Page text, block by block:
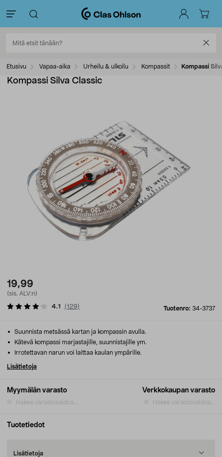
Etusivu Vapaa-aika Urheilu & ulkoilu Kompassit Kompassi
Kompassi Silva Classic
19,99
(sis. ALV:n)
Tuotenro: 34-3737
4.1 (129)
Myymälän varasto
Hakee varastosaldoa...
Verkkokaupan varasto
Hakee varastosaldoa...
Suunnista metsässä kartan ja kompassin avulla.
Kätevä kompassi marjastajille, suunnistajille ym.
Irrotettavan narun voi laittaa kaulan ympärille.
Lisätietoja
Tuotetiedot
Lisätietoja